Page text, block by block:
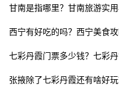
甘南是指哪里？甘南旅游实
西宁有好吃的吗？西宁美食
七彩丹霞门票多少钱？七彩
张掖除了七彩丹霞还有啥好